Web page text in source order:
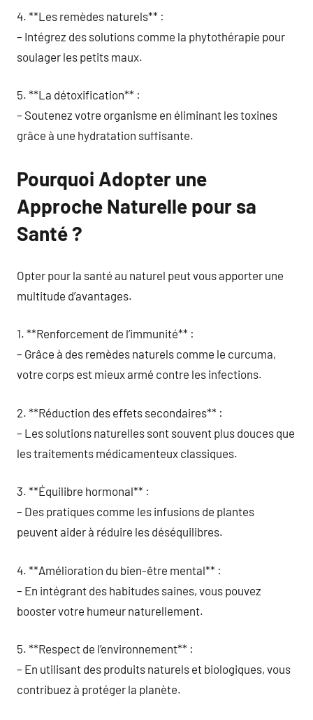
4. **Les remèdes naturels** :
– Intégrez des solutions comme la phytothérapie pour
soulager les petits maux.
5. **La détoxification** :
– Soutenez votre organisme en éliminant les toxines
grâce à une hydratation suffisante.
Pourquoi Adopter une
Approche Naturelle pour sa
Santé ?
Opter pour la santé au naturel peut vous apporter une
multitude d’avantages.
1. **Renforcement de l’immunité** :
– Grâce à des remèdes naturels comme le curcuma,
votre corps est mieux armé contre les infections.
2. **Réduction des effets secondaires** :
– Les solutions naturelles sont souvent plus douces que
les traitements médicamenteux classiques.
3. **Équilibre hormonal** :
– Des pratiques comme les infusions de plantes
peuvent aider à réduire les déséquilibres.
4. **Amélioration du bien-être mental** :
– En intégrant des habitudes saines, vous pouvez
booster votre humeur naturellement.
5. **Respect de l’environnement** :
– En utilisant des produits naturels et biologiques, vous
contribuez à protéger la planète.